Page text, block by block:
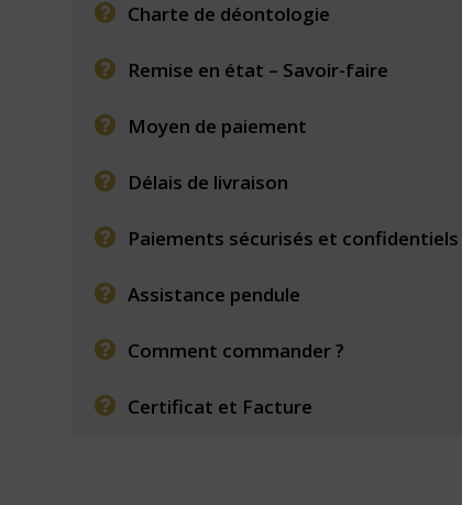
Charte de déontologie
Remise en état – Savoir-faire
Moyen de paiement
Délais de livraison
Paiements sécurisés et confidentiels
Assistance pendule
Comment commander ?
Certificat et Facture